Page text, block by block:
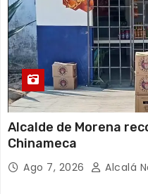
Alcalde de Morena
Chinameca
Ago 7, 2026 Alcalá